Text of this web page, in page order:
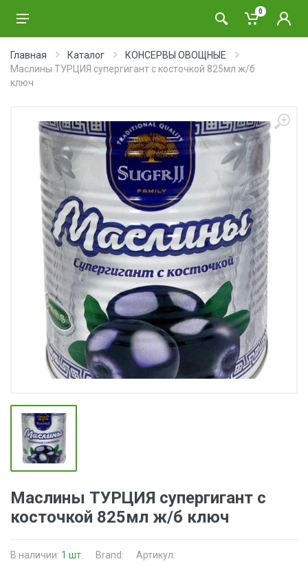
0
Главная Каталог
КОНСЕРВЫ ОВОЩНЫЕ
Маслины ТУРЦИЯ супергигант с косточкой 825мл ж/б
ключ
Маслины ТУРЦИЯ супергигант с
косточкой 825мл ж/б ключ
В наличии: 1 шт. Brand: Артикул: